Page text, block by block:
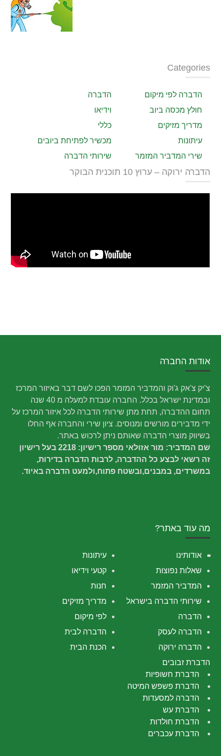
Categories
הדברה
הדברה לפי מיקום
וידיאו
חולץ מכסה ביוב
כללי
מדריך מזיקים
מכשיר לפתיחת ביובים
עיתונות
שירותי הדברה
שירי המדביר המזמר
הדברה ירוקה – ערוץ 10 תוכנית הבוקר
אודות החברה
צ'יק צ'אק ג'וק והמדביר המזמר הפכו לשם דבר באיזור המרכז
ובמדינת ישראל בכלל. החברה עובדת למעלה מ 40 שנה
תחום ההדברה, תחת מתן שירותי הדברה לכל איזור המרכז על
ידי מדבירים מורשים ומנוסים. ציון שירי והחברה אף החלו
בשיווק מוצרי הדברה שאותם ניתן לרכוש באתר.
שם המדביר: מור אזולאי מספר רישיון: 2218 בעל רישיון
זה רשאי לבצע כל ההדברה, לרבות הדברה בדירות,
במשרדים, במבנים,ובשטח פתוח,ולמעט הדברה באיוד.
מה עוד באתר?
עיתונות
אודותינו
קטעי וידיאו
שאלות נפוצות
חנות
המדביר המזמר
מדריך מזיקים
שירותי הדברה בישראל
לפי מיקום
הדברה
הדברה לבית
הדברה לעסק
הכנת הבית
הדברה ירוקה
הדברת זבובים
הדברת חשופיות
הדברת פשפש המיטה
הדברה למסעדות
הדברת עש
הדברת חולדות
הדברת עכברים